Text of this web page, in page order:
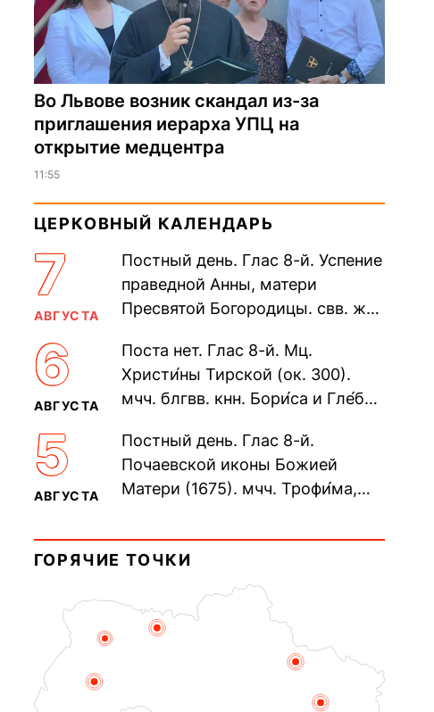
Во Львове возник скандал из-за
приглашения иерарха УПЦ на
открытие медцентра
11:55
ЦЕРКОВНЫЙ КАЛЕНДАРЬ
7
АВГУСТА
Постный день. Глас 8-й. Успение
праведной Анны, матери
Пресвятой Богородицы. свв. жен
прп. Евпракси́и девы,...
6
АВГУСТА
Поста нет. Глас 8-й. Мц.
Христи́ны Тирской (ок. 300).
мчч. блгвв. кнн. Бори́са и Гле́ба,
Дави́да (1015). Прп....
5
АВГУСТА
Постный день. Глас 8-й.
Почаевской иконы Божией
Матери (1675). мчч. Трофи́ма,
мучеников (284–305). прав.
воина Фео́дора...
ГОРЯЧИЕ ТОЧКИ